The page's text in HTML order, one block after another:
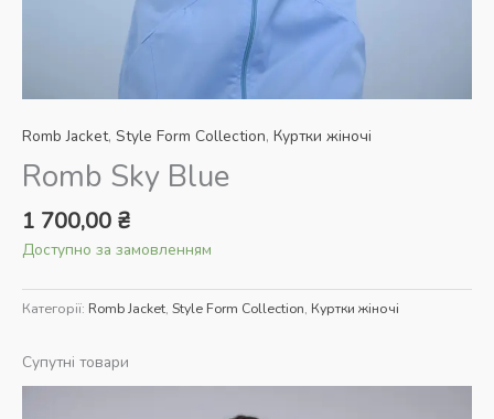
Romb Jacket, Style Form Collection, Куртки жіночі
Romb Sky Blue
1 700,00 ₴
Доступно за замовленням
Категорії: Romb Jacket, Style Form Collection, Куртки жіночі
Супутні товари